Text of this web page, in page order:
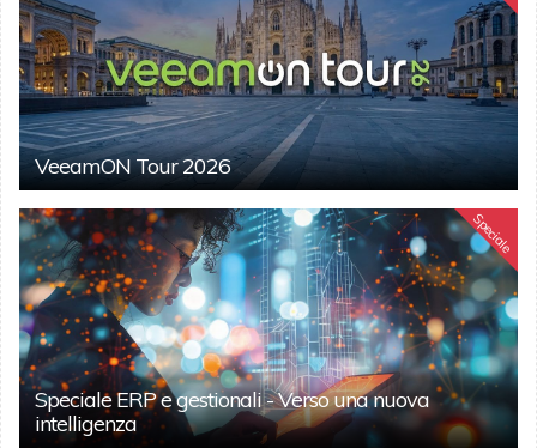
VeeamON Tour 2026
Speciale
Speciale ERP e gestionali - Verso una nuova
intelligenza